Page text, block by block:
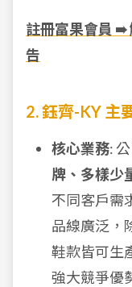
註冊富果會員 ➠
告
2. 鈺齊-KY 主
核心業務:
牌、多樣少
不同客戶需
品線廣泛，
鞋款皆可生
強大競爭優